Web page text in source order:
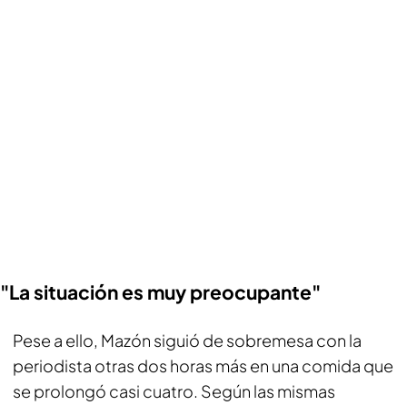
"La situación es muy preocupante"
Pese a ello, Mazón siguió de sobremesa con la
periodista otras dos horas más en una comida que
se prolongó casi cuatro. Según las mismas